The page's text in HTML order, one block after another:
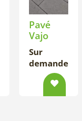
Pavé
Vajo
Sur
demande